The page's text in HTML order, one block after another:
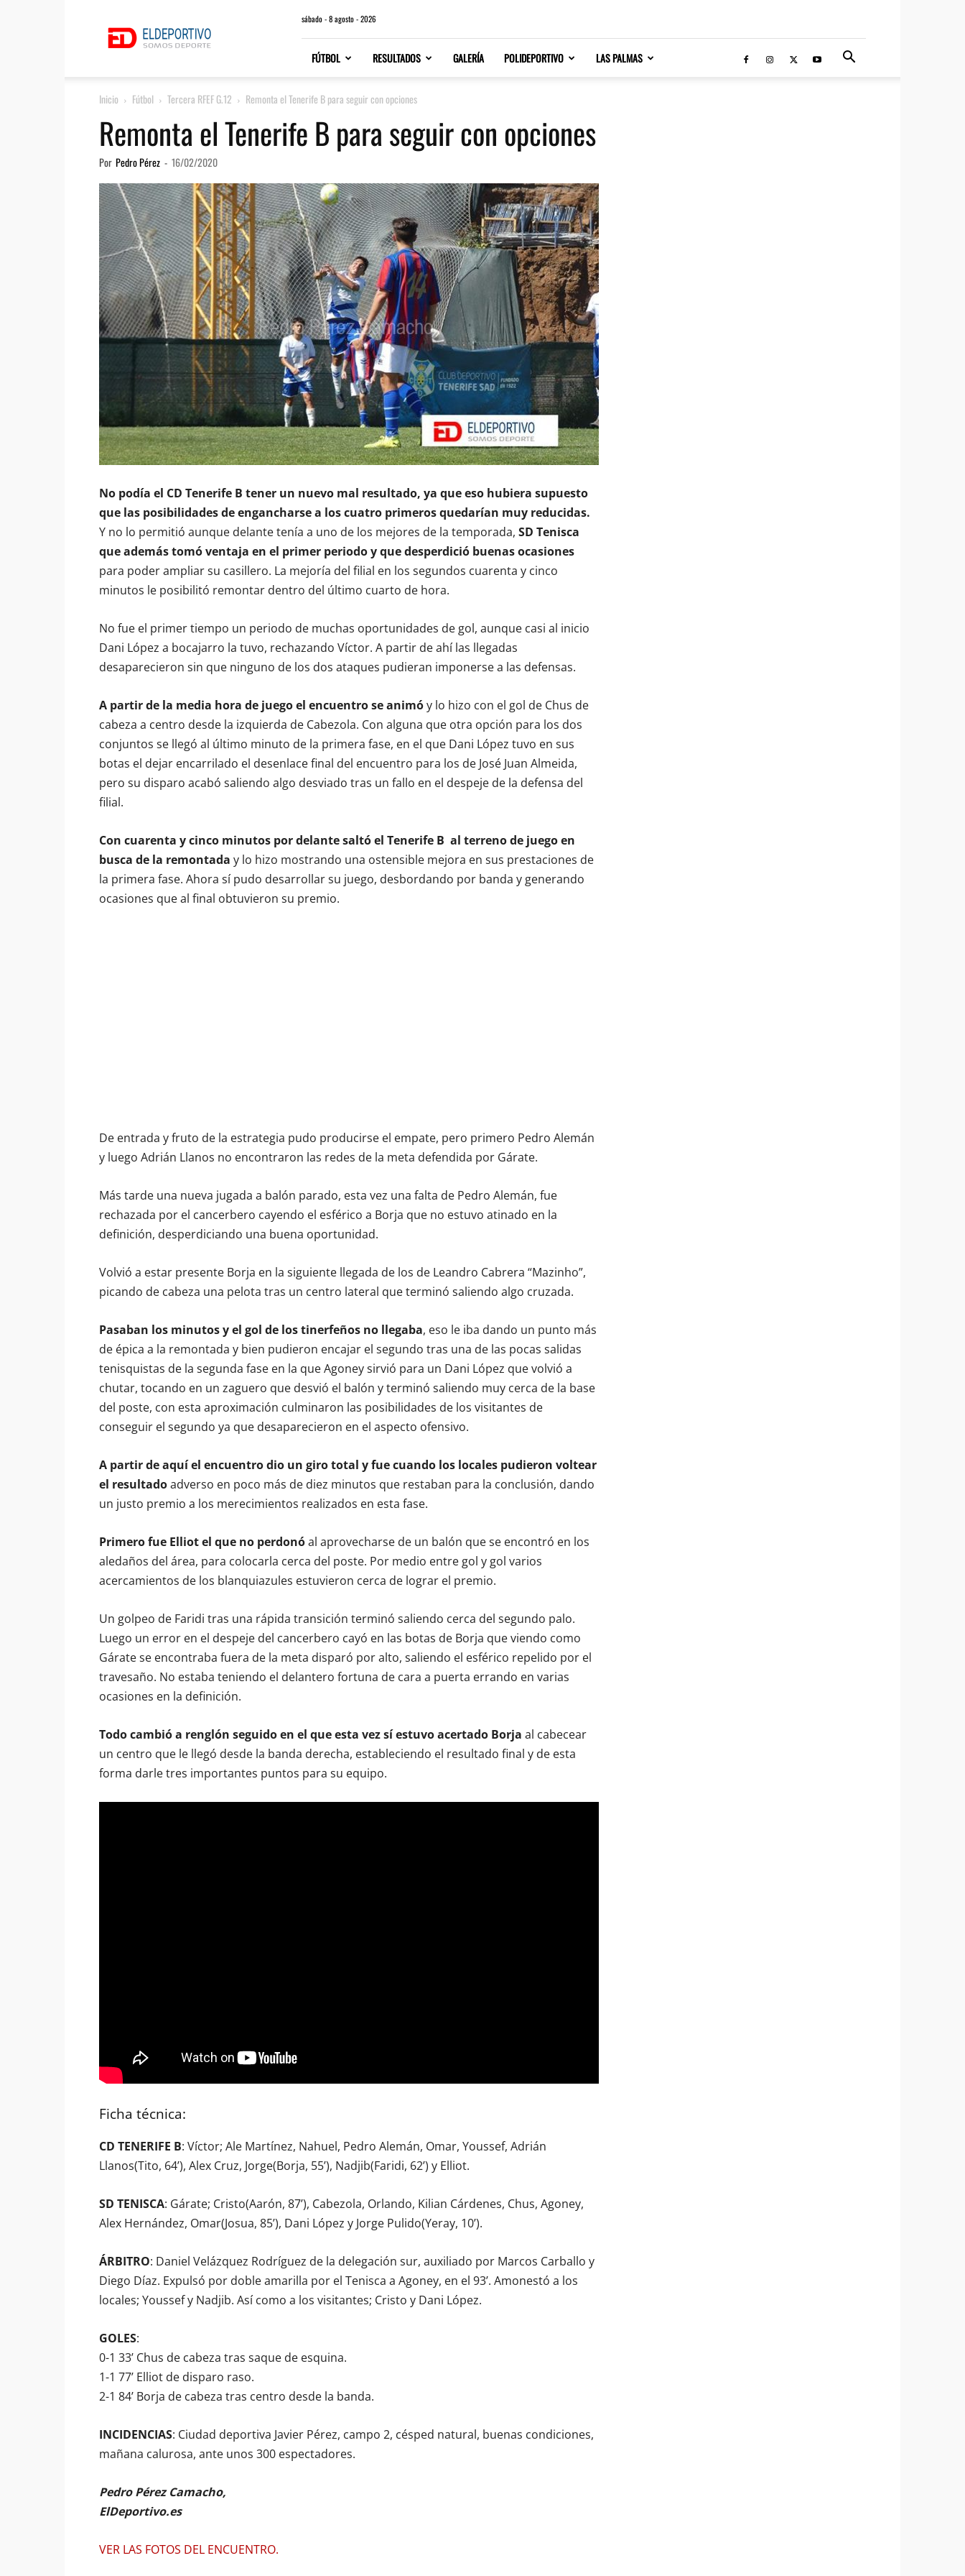
sábado - 8 agosto - 2026
FÚTBOL RESULTADOS GALERÍA POLIDEPORTIVO LAS PALMAS
Inicio Fútbol Tercera RFEF G.12 Remonta el Tenerife B para seguir con opciones
Remonta el Tenerife B para seguir con opciones
Por Pedro Pérez - 16/02/2020
No podía el CD Tenerife B tener un nuevo mal resultado, ya que eso hubiera supuesto
que las posibilidades de engancharse a los cuatro primeros quedarían muy reducidas.
Y no lo permitió aunque delante tenía a uno de los mejores de la temporada, SD Tenisca
que además tomó ventaja en el primer periodo y que desperdició buenas ocasiones
para poder ampliar su casillero. La mejoría del filial en los segundos cuarenta y cinco
minutos le posibilitó remontar dentro del último cuarto de hora.
No fue el primer tiempo un periodo de muchas oportunidades de gol, aunque casi al inicio
Dani López a bocajarro la tuvo, rechazando Víctor. A partir de ahí las llegadas
desaparecieron sin que ninguno de los dos ataques pudieran imponerse a las defensas.
A partir de la media hora de juego el encuentro se animóy lo hizo con el gol de Chus de
cabeza a centro desde la izquierda de Cabezola. Con alguna que otra opción para los dos
conjuntos se llegó al último minuto de la primera fase, en el que Dani López tuvo en sus
botas el dejar encarrilado el desenlace final del encuentro para los de José Juan Almeida,
pero su disparo acabó saliendo algo desviado tras un fallo en el despeje de la defensa del
filial.
Con cuarenta y cinco minutos por delante saltó el Tenerife B al terreno de juego en
busca de la remontada y lo hizo mostrando una ostensible mejora en sus prestaciones de
la primera fase. Ahora sí pudo desarrollar su juego, desbordando por banda y generando
ocasiones que al final obtuvieron su premio.
De entrada y fruto de la estrategia pudo producirse el empate, pero primero Pedro Alemán
y luego Adrián Llanos no encontraron las redes de la meta defendida por Gárate.
Más tarde una nueva jugada a balón parado, esta vez una falta de Pedro Alemán, fue
rechazada por el cancerbero cayendo el esférico a Borja que no estuvo atinado en la
definición, desperdiciando una buena oportunidad.
Volvió a estar presente Borja en la siguiente llegada de los de Leandro Cabrera “Mazinho”,
picando de cabeza una pelota tras un centro lateral que terminó saliendo algo cruzada.
Pasaban los minutos y el gol de los tinerfeños no llegaba, eso le iba dando un punto más
de épica a la remontada y bien pudieron encajar el segundo tras una de las pocas salidas
tenisquistas de la segunda fase en la que Agoney sirvió para un Dani López que volvió a
chutar, tocando en un zaguero que desvió el balón y terminó saliendo muy cerca de la base
del poste, con esta aproximación culminaron las posibilidades de los visitantes de
conseguir el segundo ya que desaparecieron en el aspecto ofensivo.
A partir de aquí el encuentro dio un giro total y fue cuando los locales pudieron voltear
el resultadoadverso en poco más de diez minutos que restaban para la conclusión, dando
un justo premio a los merecimientos realizados en esta fase.
Primero fue Elliot el que no perdonóal aprovecharse de un balón que se encontró en los
aledaños del área, para colocarla cerca del poste. Por medio entre gol y gol varios
acercamientos de los blanquiazules estuvieron cerca de lograr el premio.
Un golpeo de Faridi tras una rápida transición terminó saliendo cerca del segundo palo.
Luego un error en el despeje del cancerbero cayó en las botas de Borja que viendo como
Gárate se encontraba fuera de la meta disparó por alto, saliendo el esférico repelido por el
travesaño. No estaba teniendo el delantero fortuna de cara a puerta errando en varias
ocasiones en la definición.
Todo cambió a renglón seguido en el que esta vez sí estuvo acertado Borja al cabecear
un centro que le llegó desde la banda derecha, estableciendo el resultado final y de esta
forma darle tres importantes puntos para su equipo.
Ficha técnica:
CD TENERIFE B: Víctor; Ale Martínez, Nahuel, Pedro Alemán, Omar, Youssef, Adrián
Llanos(Tito, 64’), Alex Cruz, Jorge(Borja, 55’), Nadjib(Faridi, 62’) y Elliot.
SD TENISCA: Gárate; Cristo(Aarón, 87’), Cabezola, Orlando, Kilian Cárdenes, Chus, Agoney,
Alex Hernández, Omar(Josua, 85’), Dani López y Jorge Pulido(Yeray, 10’).
ÁRBITRO: Daniel Velázquez Rodríguez de la delegación sur, auxiliado por Marcos Carballo y
Diego Díaz. Expulsó por doble amarilla por el Tenisca a Agoney, en el 93’. Amonestó a los
locales; Youssef y Nadjib. Así como a los visitantes; Cristo y Dani López.
GOLES:
0-1 33’ Chus de cabeza tras saque de esquina.
1-1 77’ Elliot de disparo raso.
2-1 84’ Borja de cabeza tras centro desde la banda.
INCIDENCIAS: Ciudad deportiva Javier Pérez, campo 2, césped natural, buenas condiciones,
mañana calurosa, ante unos 300 espectadores.
Pedro Pérez Camacho,
ElDeportivo.es
VER LAS FOTOS DEL ENCUENTRO.